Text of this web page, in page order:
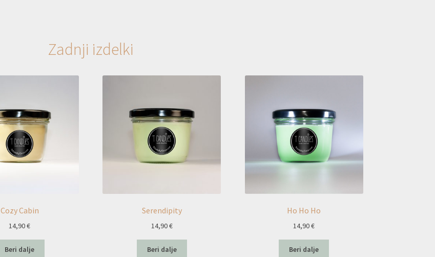
Zadnji izdelki
Cozy Cabin
14,90€
Beri dalje
Serendipity
14,90€
Beri dalje
Ho Ho Ho
14,90€
Beri dalje